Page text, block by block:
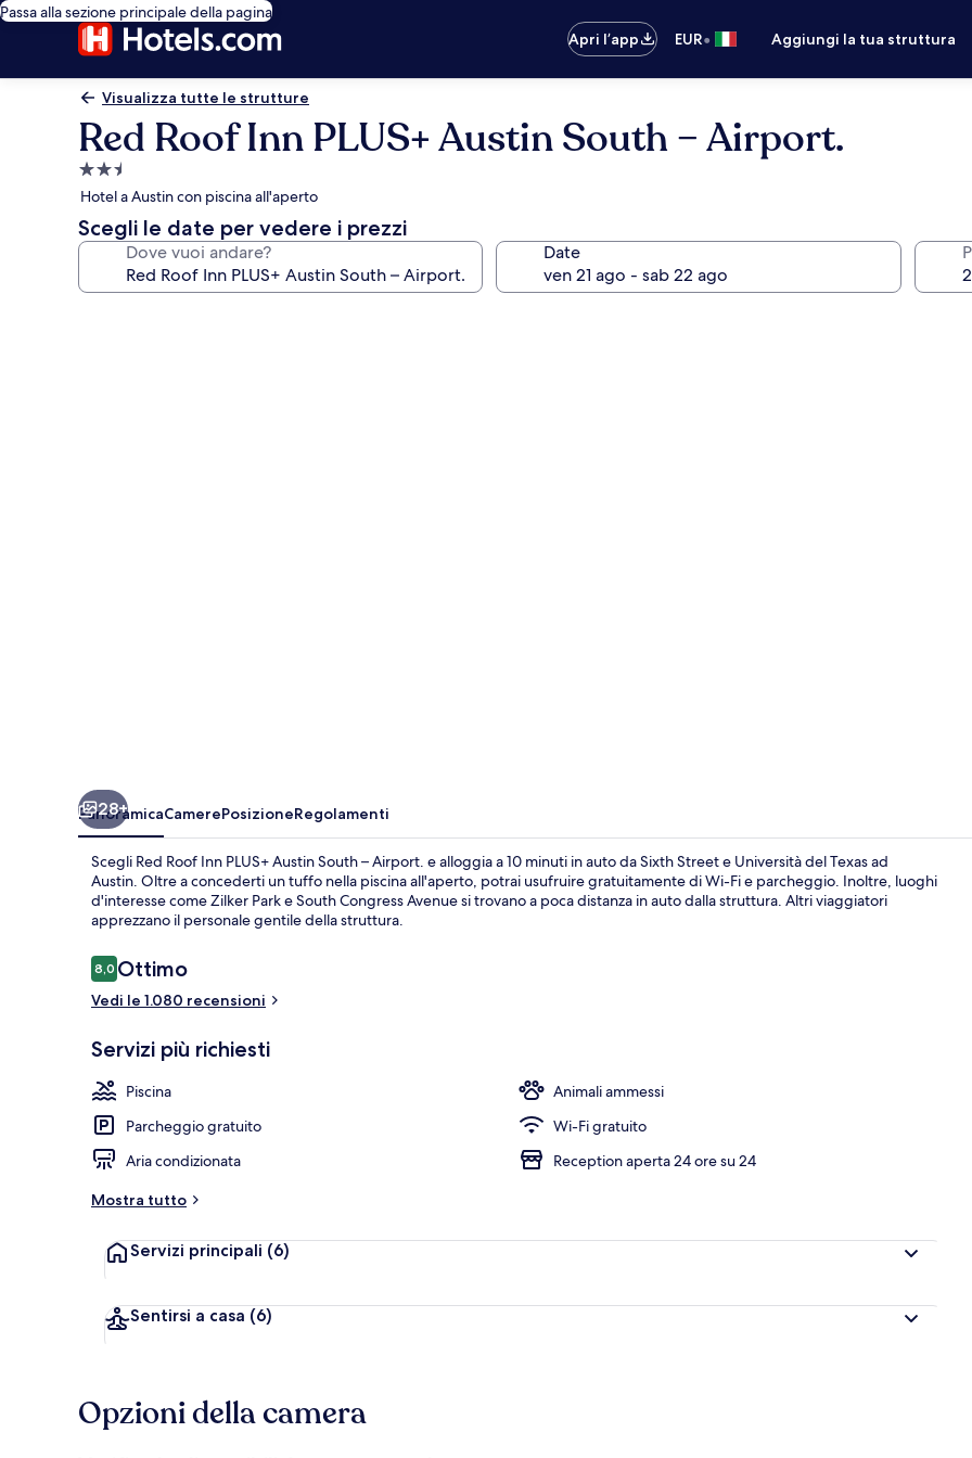
Passa alla sezione principale della pagina
Apri l’app
EUR• Aggiungi la tua struttura
Visualizza tutte le strutture
Red Roof Inn PLUS+ Austin South – Airport.
Struttura
a
2.5
stelle
Hotel a Austin con piscina all'aperto
Scegli le date per vedere i prezzi
Dove vuoi andare? Date
28+
PanoramicaCamerePosizioneRegolamenti
Scegli Red Roof Inn PLUS+ Austin South – Airport. e alloggia a 10 minuti in auto da Sixth Street e Università del Texas ad
Austin. Oltre a concederti un tuffo nella piscina all'aperto, potrai usufruire gratuitamente di Wi-Fi e parcheggio. Inoltre, luoghi
d'interesse come Zilker Park e South Congress Avenue si trovano a poca distanza in auto dalla struttura. Altri viaggiatori
apprezzano il personale gentile della struttura.
Recensioni
8,08,0 su 10
Ottimo
Vedi le 1.080 recensioni
Servizi più richiesti
Piscina
Animali ammessi
Parcheggio gratuito
Wi-Fi gratuito
Aria condizionata
Reception aperta 24 ore su 24
Mostra tutto
Servizi principali (6)
Sentirsi a casa (6)
Opzioni della camera